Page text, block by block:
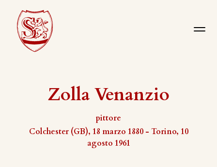
Zolla Venanzio
pittore
Colchester (GB), 18 marzo 1880 - Torino, 10
agosto 1961